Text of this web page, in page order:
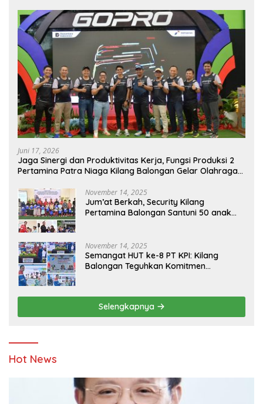
Juni 17, 2026
Jaga Sinergi dan Produktivitas Kerja, Fungsi Produksi 2
Pertamina Patra Niaga Kilang Balongan Gelar Olahraga
November 14, 2025
Jum’at Berkah, Security Kilang
Pertamina Balongan Santuni 50 anak
November 14, 2025
Semangat HUT ke-8 PT KPI: Kilang
Balongan Teguhkan Komitmen
Pendidikan
Selengkapnya
Hot News